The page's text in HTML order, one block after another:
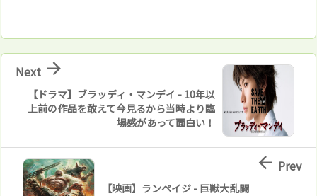
【ドラマ】ブラッディ・マンデイ - 10年以
上前の作品を敢えて今見るから当時より臨
場感があって面白い！

Next
【映画】ランペイジ - 巨獣大乱闘
 Prev